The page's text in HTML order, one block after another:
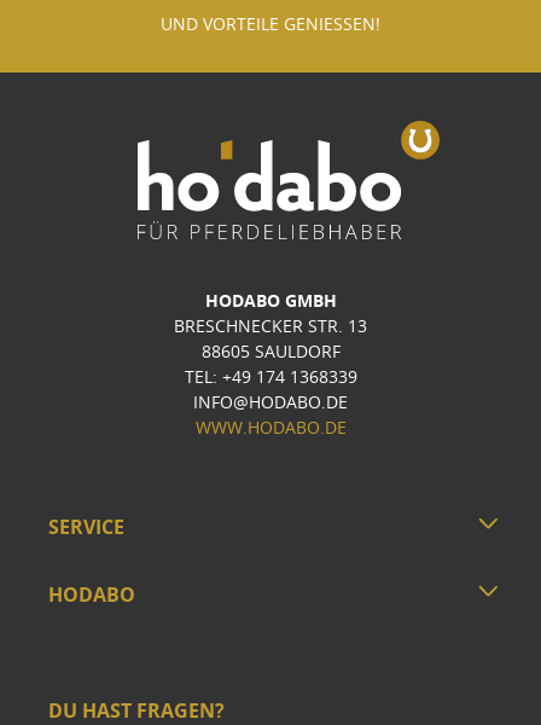
UND VORTEILE GENIESSEN!
HODABO GMBH
BRESCHNECKER STR. 13
88605 SAULDORF
TEL: +49 174 1368339
INFO@HODABO.DE
WWW.HODABO.DE
SERVICE
HODABO
DU HAST FRAGEN?